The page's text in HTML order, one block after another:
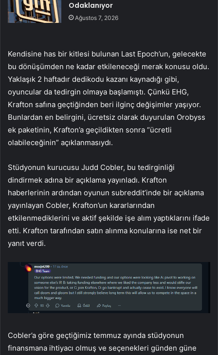
Odaklanıyor
Ağustos 7, 2026
Kendisine has bir kitlesi bulunan Last Epoch’un, gelecekte
bu dönüşümden ne kadar etkileneceği merak konusu oldu.
Yaklaşık 2 haftadır dedikodu kazanı kaynadığı gibi,
oyuncular da tedirgin olmaya başlamıştı. Çünkü EHG,
Krafton safına geçtiğinden beri ilginç değişimler yaşıyor.
Bunlardan en belirgini, ücretsiz olarak duyurulan Orobyss
ek paketinin, Krafton’a geçildikten sonra “ücretli
olabileceğinin” açıklanmasıydı.
Stüdyonun kurucusu Judd Cobler, bu tedirginliği
dindirmek adına bir açıklama yayınladı. Krafton
haberlerinin ardından oyunun subreddit’inde bir açıklama
yayınlayan Cobler, Krafton’un kararlarından
etkilenmediklerini ve aktif şekilde işe alım yaptıklarını ifade
etti. Krafton tarafından satın alınma konularına ise net bir
yanıt verdi.
Cobler’a göre geçtiğimiz temmuz ayında stüdyonun
finansmana ihtiyacı olmuş ve seçenekleri günden güne